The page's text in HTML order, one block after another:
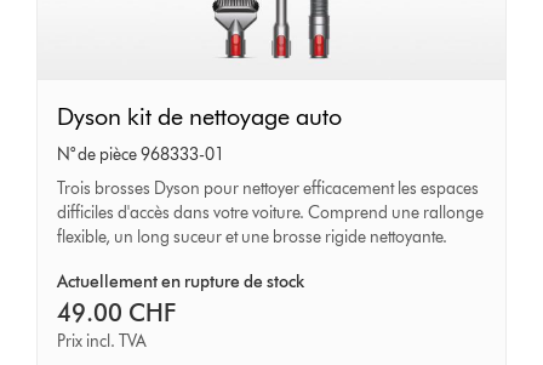
Dyson
kit
de
nettoyage
auto
Dyson kit de nettoyage auto
N° de pièce 968333-01
Trois brosses Dyson pour nettoyer efficacement les espaces
difficiles d'accès dans votre voiture. Comprend une rallonge
flexible, un long suceur et une brosse rigide nettoyante.
Actuellement en rupture de stock
49.00 CHF
Prix incl. TVA